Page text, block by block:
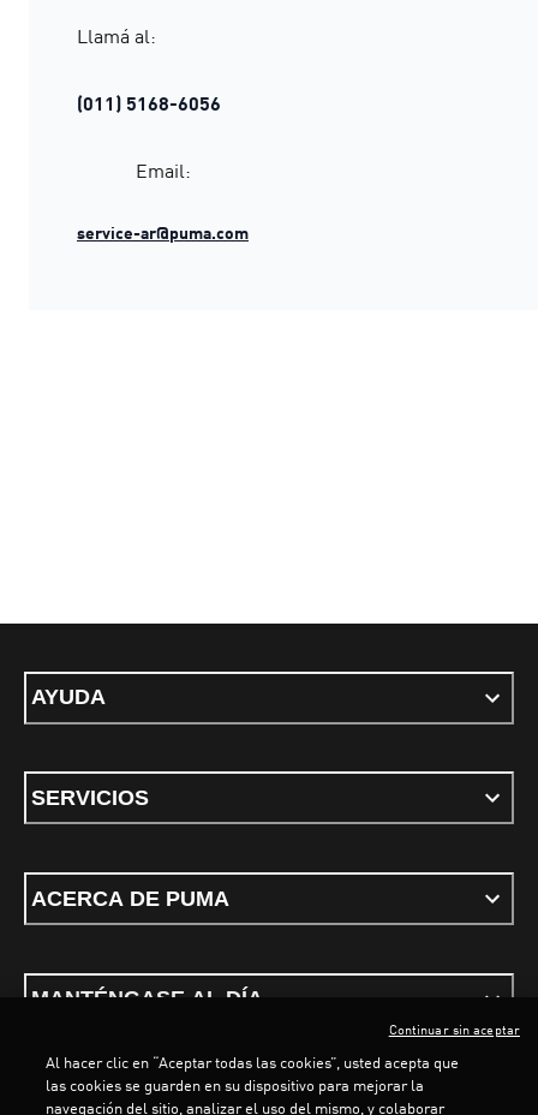
Llamá al:
(011) 5168-6056
Email:
service-ar@puma.com
AYUDA
SERVICIOS
ACERCA DE PUMA
MANTÉNGASE AL DÍA
Al hacer clic en “Aceptar todas las cookies”, usted acepta que
las cookies se guarden en su dispositivo para mejorar la
navegación del sitio, analizar el uso del mismo, y colaborar
Continuar sin aceptar